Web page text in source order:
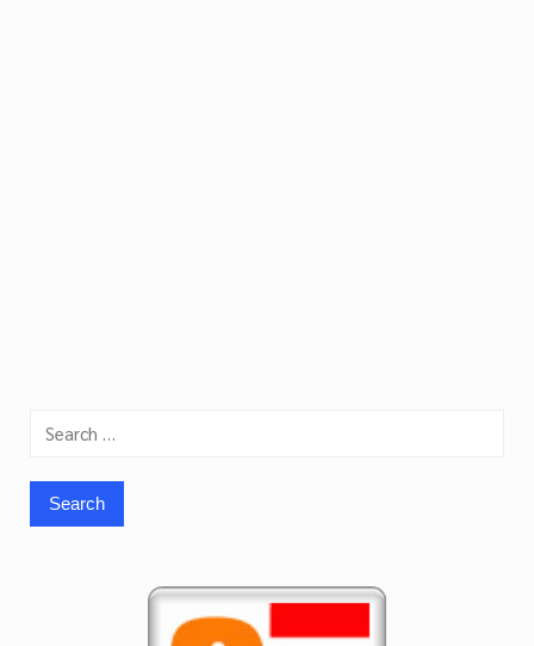
Search